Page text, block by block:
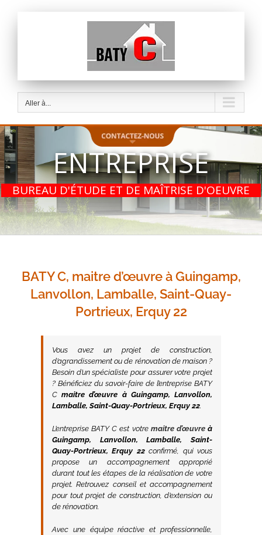
Aller à...
Une Question ?
Contactez-nous.
02 96 45 01 86
12 IMPASSE RUNANVITZ,
22970 PLOUMAGOAR
FORMULAIRE DE CONTACT
ENTREPRISE
BUREAU D'ÉTUDE ET DE MAÎTRISE D'OEUVRE
BATY C, maitre d’œuvre à Guingamp,
Lanvollon, Lamballe, Saint-Quay-
Portrieux, Erquy 22
Vous avez un projet de construction,
d’agrandissement ou de rénovation de maison ?
Besoin d’un spécialiste pour assurer votre projet
? Bénéficiez du savoir-faire de l’entreprise BATY
Cmaitre d’œuvre à Guingamp, Lanvollon,
Lamballe, Saint-Quay-Portrieux, Erquy 22.
L’entreprise BATY C est votre maitre d’œuvreà
Guingamp, Lanvollon, Lamballe, Saint-
Quay-Portrieux, Erquy 22confirmé, qui vous
propose un accompagnement approprié
durant tout les étapes de la réalisation de votre
projet. Retrouvez conseil et accompagnement
pour tout projet de construction, d’extension ou
de rénovation.
Avec une équipe réactive et professionnelle,